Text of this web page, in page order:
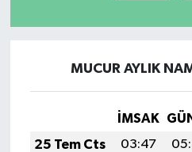
MUCUR AYLIK
İMSAK
25 Tem Cts
03:47